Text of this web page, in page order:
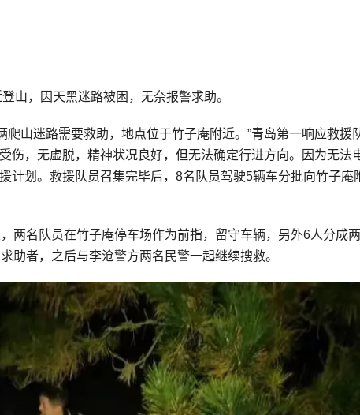
山，因天黑迷路被困，无奈报警求助。
山迷路需要救助，地点位于竹子庵附近。”青岛第一响应救援
伤，无虚脱，精神状况良好，但无法确定行进方向。因为无法
计划。救援队员召集完毕后，8名队员驾驶5辆车分批向竹子庵
两名队员在竹子庵停车场作为前指，留守车辆，另外6人分成
助者，之后与李沧警方两名民警一起继续搜救。